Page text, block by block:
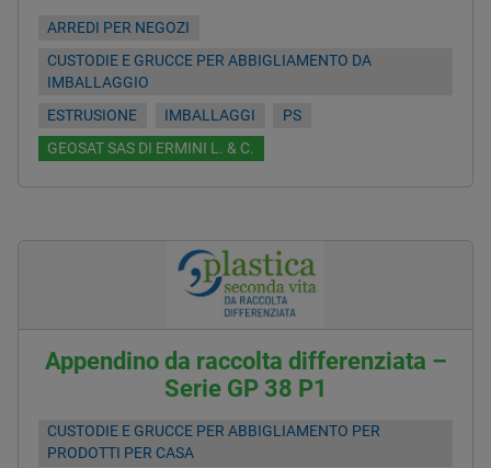
ARREDI PER NEGOZI
CUSTODIE E GRUCCE PER ABBIGLIAMENTO DA
IMBALLAGGIO
ESTRUSIONE
IMBALLAGGI
PS
GEOSAT SAS DI ERMINI L. & C.
Appendino da raccolta differenziata –
Serie GP 38 P1
CUSTODIE E GRUCCE PER ABBIGLIAMENTO PER
PRODOTTI PER CASA